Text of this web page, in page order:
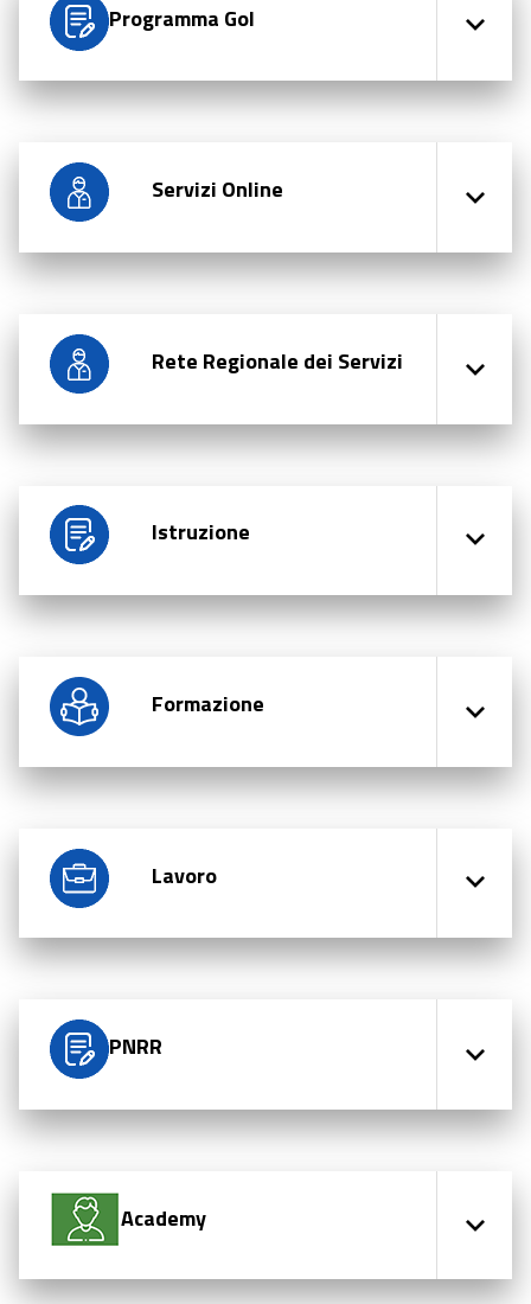
Programma Gol
Servizi Online
Rete Regionale dei Servizi
Istruzione
Formazione
Lavoro
PNRR
Academy